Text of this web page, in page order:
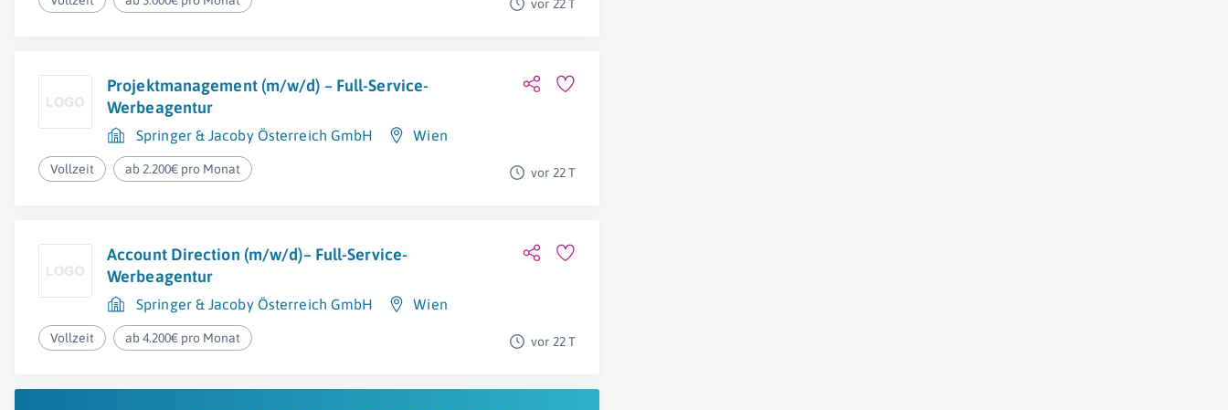
vor 22 T
Projektmanagement (m/w/d) – Full-Service-
Werbeagentur
Springer & Jacoby Österreich GmbH Wien
Vollzeit ab 2.200€ pro Monat vor 22 T
Account Direction (m/w/d)– Full-Service-
Werbeagentur
Springer & Jacoby Österreich GmbH Wien
Vollzeit ab 4.200€ pro Monat vor 22 T